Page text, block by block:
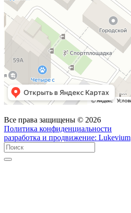
Все права защищены © 2026
Политика конфиденциальности
разработка и продвижение: Lukevium